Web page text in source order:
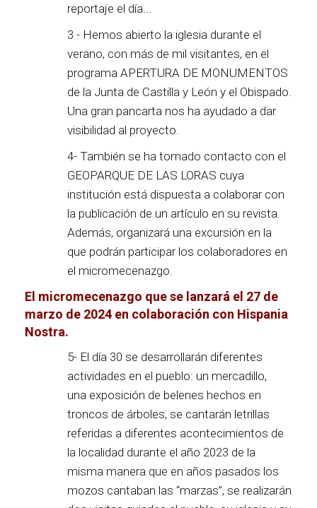
reportaje el día...
3 - Hemos abierto la iglesia durante el
verano, con más de mil visitantes, en el
programa APERTURA DE MONUMENTOS
de la Junta de Castilla y León y el Obispado.
Una gran pancarta nos ha ayudado a dar
visibilidad al proyecto.
4- También se ha tomado contacto con el
GEOPARQUE DE LAS LORAS cuya
institución está dispuesta a colaborar con
la publicación de un artículo en su revista.
Además, organizará una excursión en la
que podrán participar los colaboradores en
el micromecenazgo.
El micromecenazgo que se lanzará el 27 de
marzo de 2024 en colaboración con Hispania
Nostra.
5- El día 30 se desarrollarán diferentes
actividades en el pueblo: un mercadillo,
una exposición de belenes hechos en
troncos de árboles, se cantarán letrillas
referidas a diferentes acontecimientos de
la localidad durante el año 2023 de la
misma manera que en años pasados los
mozos cantaban las “marzas”, se realizarán